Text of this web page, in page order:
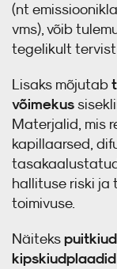
(nt
vms), võib
tegelikult tervist
Lisaks mõjutab
võimekus
Materjalid, mis
kapillaarsed,
hallituse riski
toimivuse.
Näiteks